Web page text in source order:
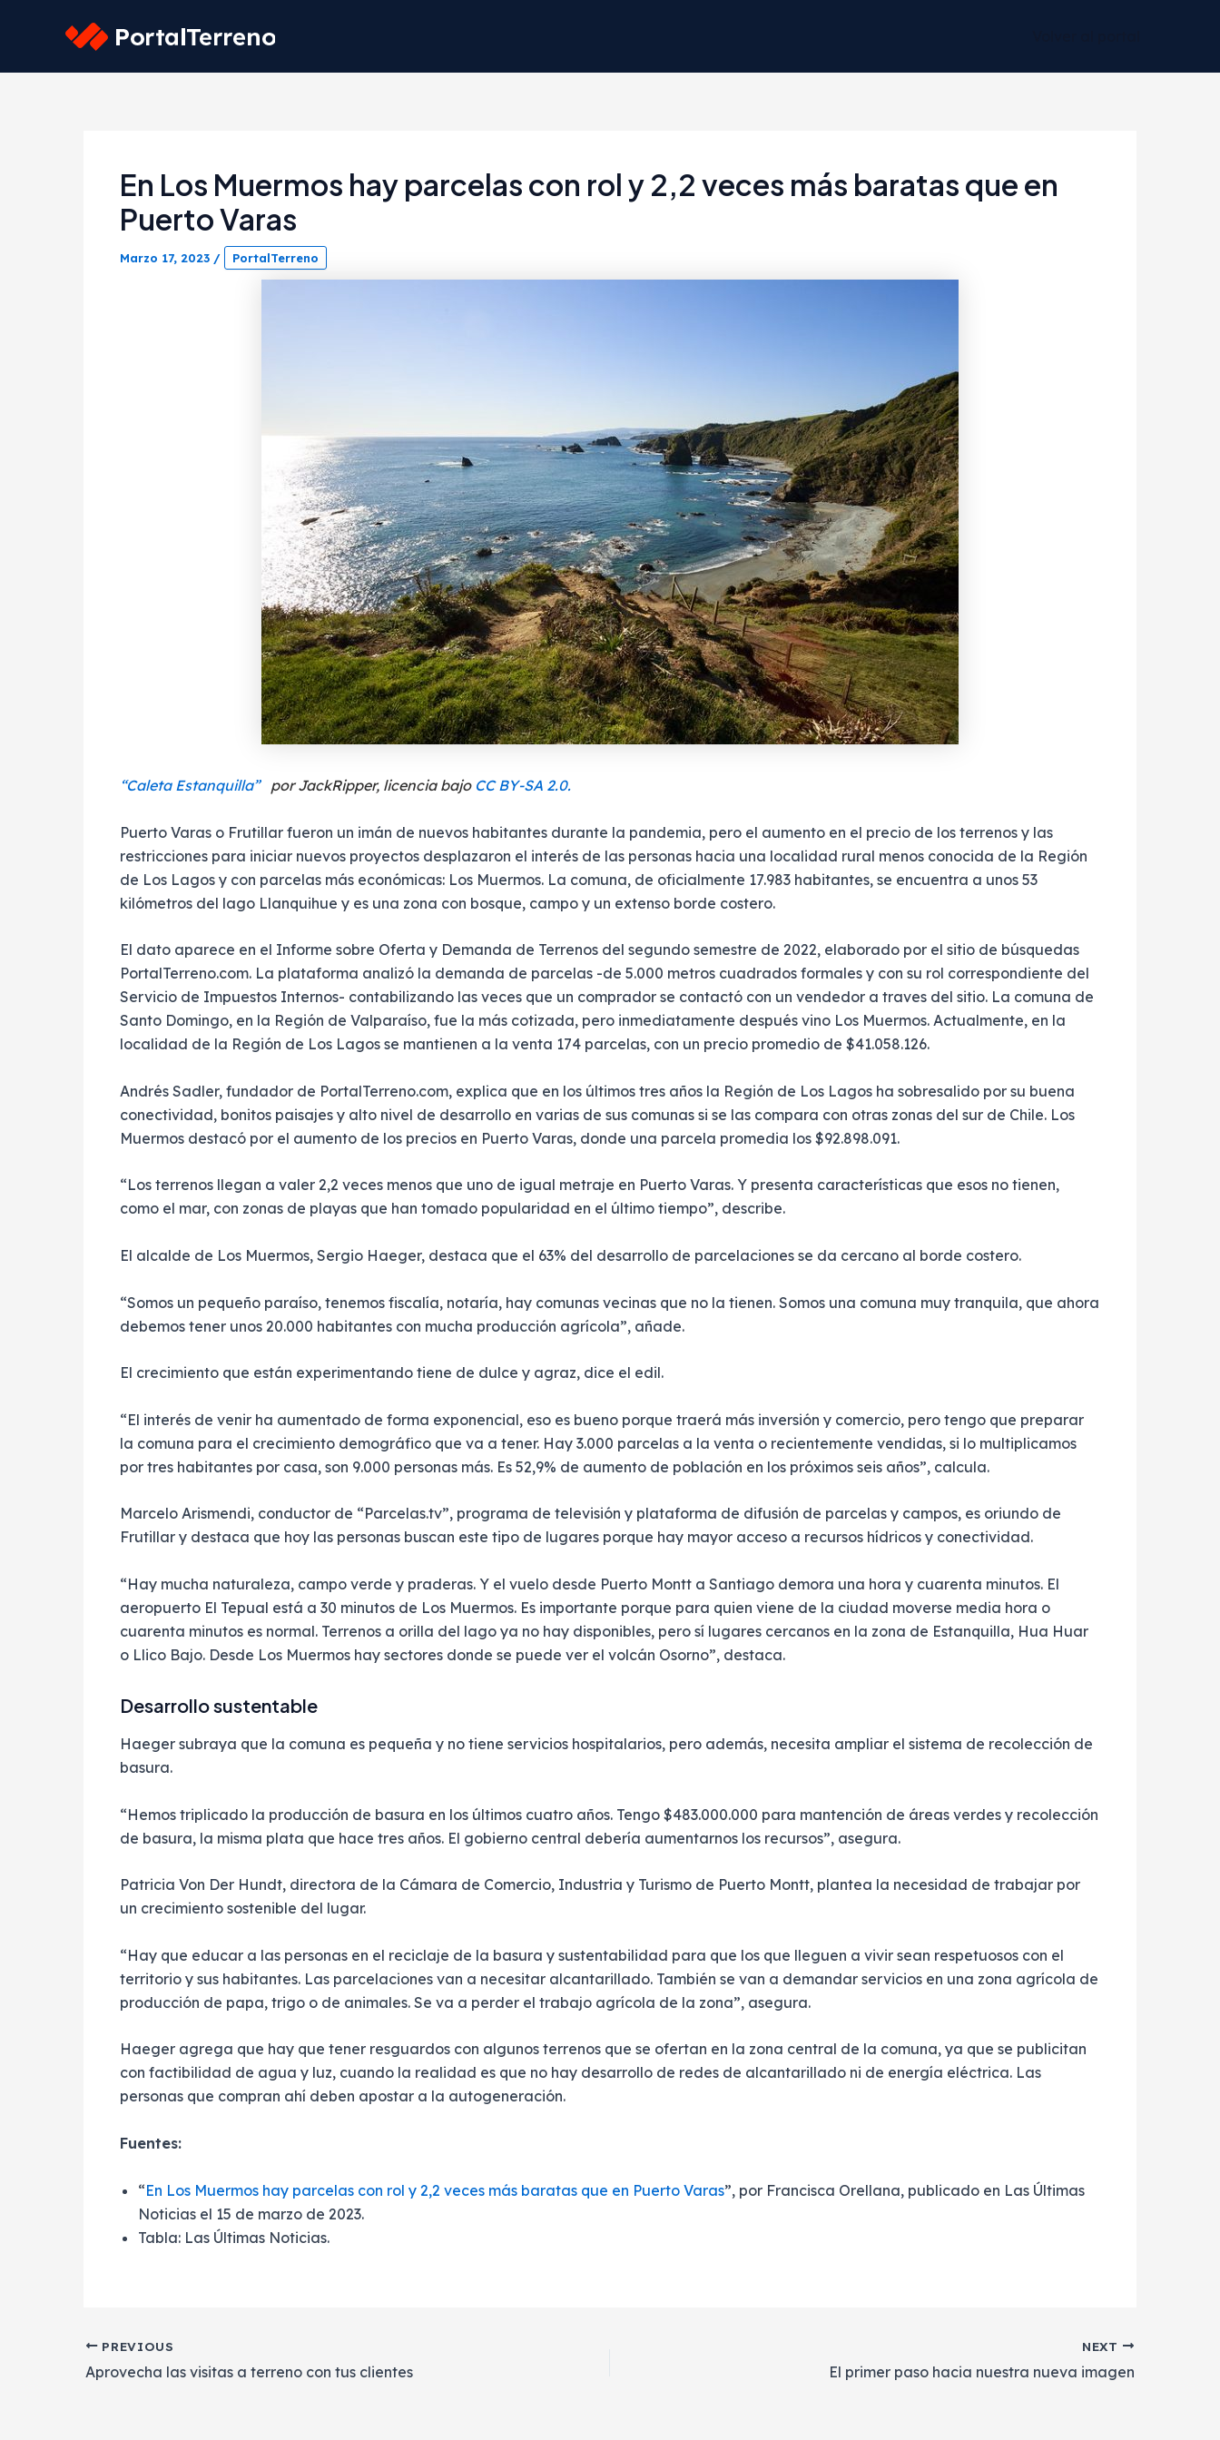
En Los Muermos hay parcelas con rol y 2,2 veces más baratas que en
Puerto Varas
Marzo 17, 2023 / PortalTerreno
“Caleta Estanquilla” por JackRipper, licencia bajo CC BY-SA 2.0.
Puerto Varas o Frutillar fueron un imán de nuevos habitantes durante la pandemia, pero el aumento en el precio de los terrenos y las
restricciones para iniciar nuevos proyectos desplazaron el interés de las personas hacia una localidad rural menos conocida de la Región
de Los Lagos y con parcelas más económicas: Los Muermos. La comuna, de oficialmente 17.983 habitantes, se encuentra a unos 53
kilómetros del lago Llanquihue y es una zona con bosque, campo y un extenso borde costero.
El dato aparece en el Informe sobre Oferta y Demanda de Terrenos del segundo semestre de 2022, elaborado por el sitio de búsquedas
PortalTerreno.com. La plataforma analizó la demanda de parcelas -de 5.000 metros cuadrados formales y con su rol correspondiente del
Servicio de Impuestos Internos- contabilizando las veces que un comprador se contactó con un vendedor a traves del sitio. La comuna de
Santo Domingo, en la Región de Valparaíso, fue la más cotizada, pero inmediatamente después vino Los Muermos. Actualmente, en la
localidad de la Región de Los Lagos se mantienen a la venta 174 parcelas, con un precio promedio de $41.058.126.
Andrés Sadler, fundador de PortalTerreno.com, explica que en los últimos tres años la Región de Los Lagos ha sobresalido por su buena
conectividad, bonitos paisajes y alto nivel de desarrollo en varias de sus comunas si se las compara con otras zonas del sur de Chile. Los
Muermos destacó por el aumento de los precios en Puerto Varas, donde una parcela promedia los $92.898.091.
“Los terrenos llegan a valer 2,2 veces menos que uno de igual metraje en Puerto Varas. Y presenta características que esos no tienen,
como el mar, con zonas de playas que han tomado popularidad en el último tiempo”, describe.
El alcalde de Los Muermos, Sergio Haeger, destaca que el 63% del desarrollo de parcelaciones se da cercano al borde costero.
“Somos un pequeño paraíso, tenemos fiscalía, notaría, hay comunas vecinas que no la tienen. Somos una comuna muy tranquila, que ahora
debemos tener unos 20.000 habitantes con mucha producción agrícola”, añade.
El crecimiento que están experimentando tiene de dulce y agraz, dice el edil.
“El interés de venir ha aumentado de forma exponencial, eso es bueno porque traerá más inversión y comercio, pero tengo que preparar
la comuna para el crecimiento demográfico que va a tener. Hay 3.000 parcelas a la venta o recientemente vendidas, si lo multiplicamos
por tres habitantes por casa, son 9.000 personas más. Es 52,9% de aumento de población en los próximos seis años”, calcula.
Marcelo Arismendi, conductor de “Parcelas.tv”, programa de televisión y plataforma de difusión de parcelas y campos, es oriundo de
Frutillar y destaca que hoy las personas buscan este tipo de lugares porque hay mayor acceso a recursos hídricos y conectividad.
“Hay mucha naturaleza, campo verde y praderas. Y el vuelo desde Puerto Montt a Santiago demora una hora y cuarenta minutos. El
aeropuerto El Tepual está a 30 minutos de Los Muermos. Es importante porque para quien viene de la ciudad moverse media hora o
cuarenta minutos es normal. Terrenos a orilla del lago ya no hay disponibles, pero sí lugares cercanos en la zona de Estanquilla, Hua Huar
o Llico Bajo. Desde Los Muermos hay sectores donde se puede ver el volcán Osorno”, destaca.
Desarrollo sustentable
Haeger subraya que la comuna es pequeña y no tiene servicios hospitalarios, pero además, necesita ampliar el sistema de recolección de
basura.
“Hemos triplicado la producción de basura en los últimos cuatro años. Tengo $483.000.000 para mantención de áreas verdes y recolección
de basura, la misma plata que hace tres años. El gobierno central debería aumentarnos los recursos”, asegura.
Patricia Von Der Hundt, directora de la Cámara de Comercio, Industria y Turismo de Puerto Montt, plantea la necesidad de trabajar por
un crecimiento sostenible del lugar.
“Hay que educar a las personas en el reciclaje de la basura y sustentabilidad para que los que lleguen a vivir sean respetuosos con el
territorio y sus habitantes. Las parcelaciones van a necesitar alcantarillado. También se van a demandar servicios en una zona agrícola de
producción de papa, trigo o de animales. Se va a perder el trabajo agrícola de la zona”, asegura.
Haeger agrega que hay que tener resguardos con algunos terrenos que se ofertan en la zona central de la comuna, ya que se publicitan
con factibilidad de agua y luz, cuando la realidad es que no hay desarrollo de redes de alcantarillado ni de energía eléctrica. Las
personas que compran ahí deben apostar a la autogeneración.
Fuentes:
“En Los Muermos hay parcelas con rol y 2,2 veces más baratas que en Puerto Varas”, por Francisca Orellana, publicado en Las Últimas
Noticias el 15 de marzo de 2023.
Tabla: Las Últimas Noticias.
Post
navigation
PREVIOUS
Aprovecha las visitas a terreno con tus clientes
NEXT
El primer paso hacia nuestra nueva imagen